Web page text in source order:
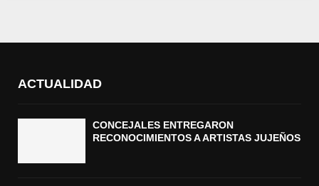
ACTUALIDAD
CONCEJALES ENTREGARON
RECONOCIMIENTOS A ARTISTAS JUJEÑOS